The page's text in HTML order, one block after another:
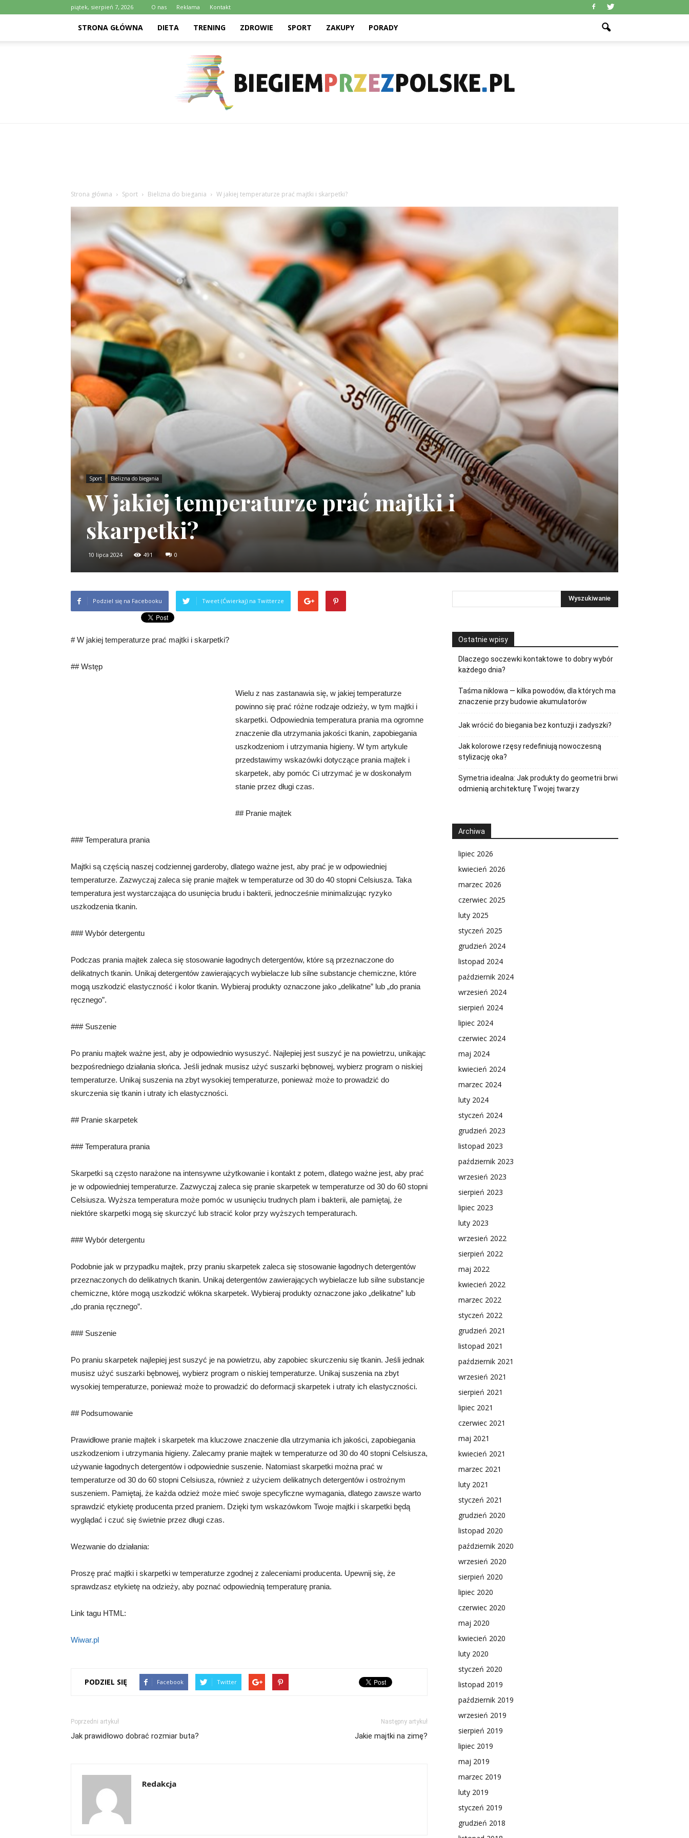
piątek, sierpień 7, 2026 O nas Reklama Kontakt
STRONA GŁÓWNA DIETA TRENING ZDROWIE SPORT ZAKUPY PORADY
Strona główna Sport Bielizna do biegania W jakiej temperaturze prać majtki i skarpetki?
Sport Bielizna do biegania
W jakiej temperaturze prać majtki i
skarpetki?
10 lipca 2024 491 0
Podziel się na Facebooku Tweet (Ćwierkaj) na Twitterze
# W jakiej temperaturze prać majtki i skarpetki?
## Wstęp
Wielu z nas zastanawia się, w jakiej temperaturze
powinno się prać różne rodzaje odzieży, w tym majtki i
skarpetki. Odpowiednia temperatura prania ma ogromne
znaczenie dla utrzymania jakości tkanin, zapobiegania
uszkodzeniom i utrzymania higieny. W tym artykule
przedstawimy wskazówki dotyczące prania majtek i
skarpetek, aby pomóc Ci utrzymać je w doskonałym
stanie przez długi czas.
## Pranie majtek
### Temperatura prania
Majtki są częścią naszej codziennej garderoby, dlatego ważne jest, aby prać je w odpowiedniej
temperaturze. Zazwyczaj zaleca się pranie majtek w temperaturze od 30 do 40 stopni Celsiusza. Taka
temperatura jest wystarczająca do usunięcia brudu i bakterii, jednocześnie minimalizując ryzyko
uszkodzenia tkanin.
### Wybór detergentu
Podczas prania majtek zaleca się stosowanie łagodnych detergentów, które są przeznaczone do
delikatnych tkanin. Unikaj detergentów zawierających wybielacze lub silne substancje chemiczne, które
mogą uszkodzić elastyczność i kolor tkanin. Wybieraj produkty oznaczone jako „delikatne” lub „do prania
ręcznego”.
### Suszenie
Po praniu majtek ważne jest, aby je odpowiednio wysuszyć. Najlepiej jest suszyć je na powietrzu, unikając
bezpośredniego działania słońca. Jeśli jednak musisz użyć suszarki bębnowej, wybierz program o niskiej
temperaturze. Unikaj suszenia na zbyt wysokiej temperaturze, ponieważ może to prowadzić do
skurczenia się tkanin i utraty ich elastyczności.
## Pranie skarpetek
### Temperatura prania
Skarpetki są często narażone na intensywne użytkowanie i kontakt z potem, dlatego ważne jest, aby prać
je w odpowiedniej temperaturze. Zazwyczaj zaleca się pranie skarpetek w temperaturze od 30 do 60 stopni
Celsiusza. Wyższa temperatura może pomóc w usunięciu trudnych plam i bakterii, ale pamiętaj, że
niektóre skarpetki mogą się skurczyć lub stracić kolor przy wyższych temperaturach.
### Wybór detergentu
Podobnie jak w przypadku majtek, przy praniu skarpetek zaleca się stosowanie łagodnych detergentów
przeznaczonych do delikatnych tkanin. Unikaj detergentów zawierających wybielacze lub silne substancje
chemiczne, które mogą uszkodzić włókna skarpetek. Wybieraj produkty oznaczone jako „delikatne” lub
„do prania ręcznego”.
### Suszenie
Po praniu skarpetek najlepiej jest suszyć je na powietrzu, aby zapobiec skurczeniu się tkanin. Jeśli jednak
musisz użyć suszarki bębnowej, wybierz program o niskiej temperaturze. Unikaj suszenia na zbyt
wysokiej temperaturze, ponieważ może to prowadzić do deformacji skarpetek i utraty ich elastyczności.
## Podsumowanie
Prawidłowe pranie majtek i skarpetek ma kluczowe znaczenie dla utrzymania ich jakości, zapobiegania
uszkodzeniom i utrzymania higieny. Zalecamy pranie majtek w temperaturze od 30 do 40 stopni Celsiusza,
używanie łagodnych detergentów i odpowiednie suszenie. Natomiast skarpetki można prać w
temperaturze od 30 do 60 stopni Celsiusza, również z użyciem delikatnych detergentów i ostrożnym
suszeniem. Pamiętaj, że każda odzież może mieć swoje specyficzne wymagania, dlatego zawsze warto
sprawdzić etykietę producenta przed praniem. Dzięki tym wskazówkom Twoje majtki i skarpetki będą
wyglądać i czuć się świetnie przez długi czas.
Wezwanie do działania:
Proszę prać majtki i skarpetki w temperaturze zgodnej z zaleceniami producenta. Upewnij się, że
sprawdzasz etykietę na odzieży, aby poznać odpowiednią temperaturę prania.
Link tagu HTML:
Wiwar.pl
PODZIEL SIĘ Facebook Twitter
Poprzedni artykuł
Jak prawidłowo dobrać rozmiar buta?
Następny artykuł
Jakie majtki na zimę?
Redakcja
Ostatnie wpisy
Dlaczego soczewki kontaktowe to dobry wybór
każdego dnia?
Taśma niklowa — kilka powodów, dla których ma
znaczenie przy budowie akumulatorów
Jak wrócić do biegania bez kontuzji i zadyszki?
Jak kolorowe rzęsy redefiniują nowoczesną
stylizację oka?
Symetria idealna: Jak produkty do geometrii brwi
odmienią architekturę Twojej twarzy
Archiwa
lipiec 2026
kwiecień 2026
marzec 2026
czerwiec 2025
luty 2025
styczeń 2025
grudzień 2024
listopad 2024
październik 2024
wrzesień 2024
sierpień 2024
lipiec 2024
czerwiec 2024
maj 2024
kwiecień 2024
marzec 2024
luty 2024
styczeń 2024
grudzień 2023
listopad 2023
październik 2023
wrzesień 2023
sierpień 2023
lipiec 2023
luty 2023
wrzesień 2022
sierpień 2022
maj 2022
kwiecień 2022
marzec 2022
styczeń 2022
grudzień 2021
listopad 2021
październik 2021
wrzesień 2021
sierpień 2021
lipiec 2021
czerwiec 2021
maj 2021
kwiecień 2021
marzec 2021
luty 2021
styczeń 2021
grudzień 2020
listopad 2020
październik 2020
wrzesień 2020
sierpień 2020
lipiec 2020
czerwiec 2020
maj 2020
kwiecień 2020
luty 2020
styczeń 2020
listopad 2019
październik 2019
wrzesień 2019
sierpień 2019
lipiec 2019
maj 2019
marzec 2019
luty 2019
styczeń 2019
grudzień 2018